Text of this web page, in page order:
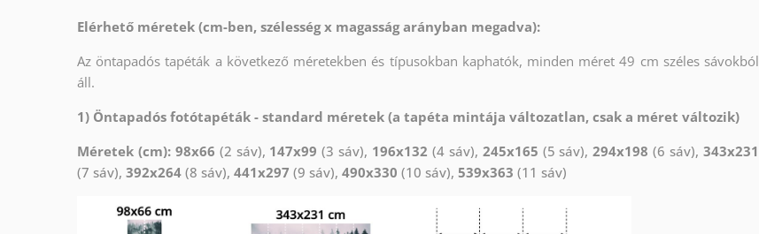
Elérhető méretek (cm-ben, szélesség x magasság arányban megadva):
Az öntapadós tapéták a következő méretekben és típusokban kaphatók, minden méret 49 cm széles sávokból
áll.
1) Öntapadós fotótapéták - standard méretek (a tapéta mintája változatlan, csak a méret változik)
Méretek (cm): 98x66 (2 sáv), 147x99 (3 sáv), 196x132 (4 sáv), 245x165 (5 sáv),294x198 (6 sáv),343x231
(7 sáv), 392x264 (8 sáv), 441x297 (9 sáv), 490x330 (10 sáv), 539x363 (11 sáv)